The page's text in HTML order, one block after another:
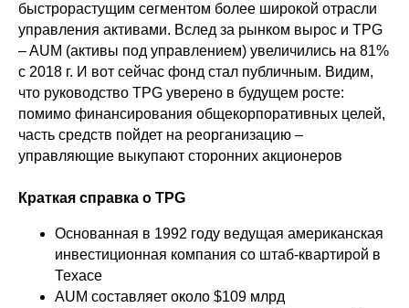
быстрорастущим сегментом более широкой отрасли
управления активами. Вслед за рынком вырос и TPG
– AUM (активы под управлением) увеличились на 81%
c 2018 г. И вот сейчас фонд стал публичным. Видим,
что руководство TPG уверено в будущем росте:
помимо финансирования общекорпоративных целей,
часть средств пойдет на реорганизацию –
управляющие выкупают сторонних акционеров
Краткая справка о TPG
Основанная в 1992 году ведущая американская
инвестиционная компания со штаб-квартирой в
Техасе
AUM составляет около $109 млрд